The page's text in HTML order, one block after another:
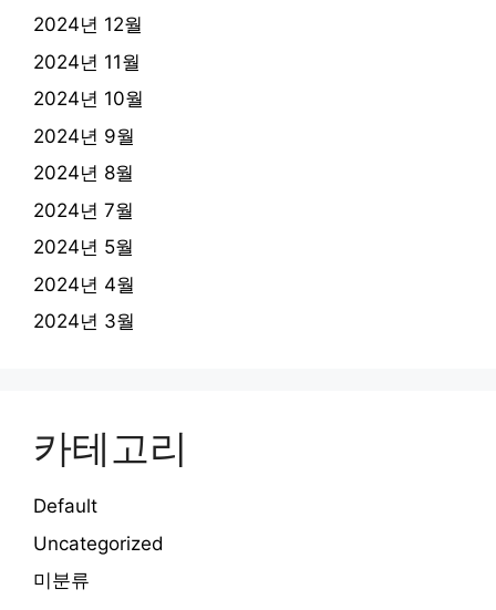
2024년 12월
2024년 11월
2024년 10월
2024년 9월
2024년 8월
2024년 7월
2024년 5월
2024년 4월
2024년 3월
카테고리
Default
Uncategorized
미분류